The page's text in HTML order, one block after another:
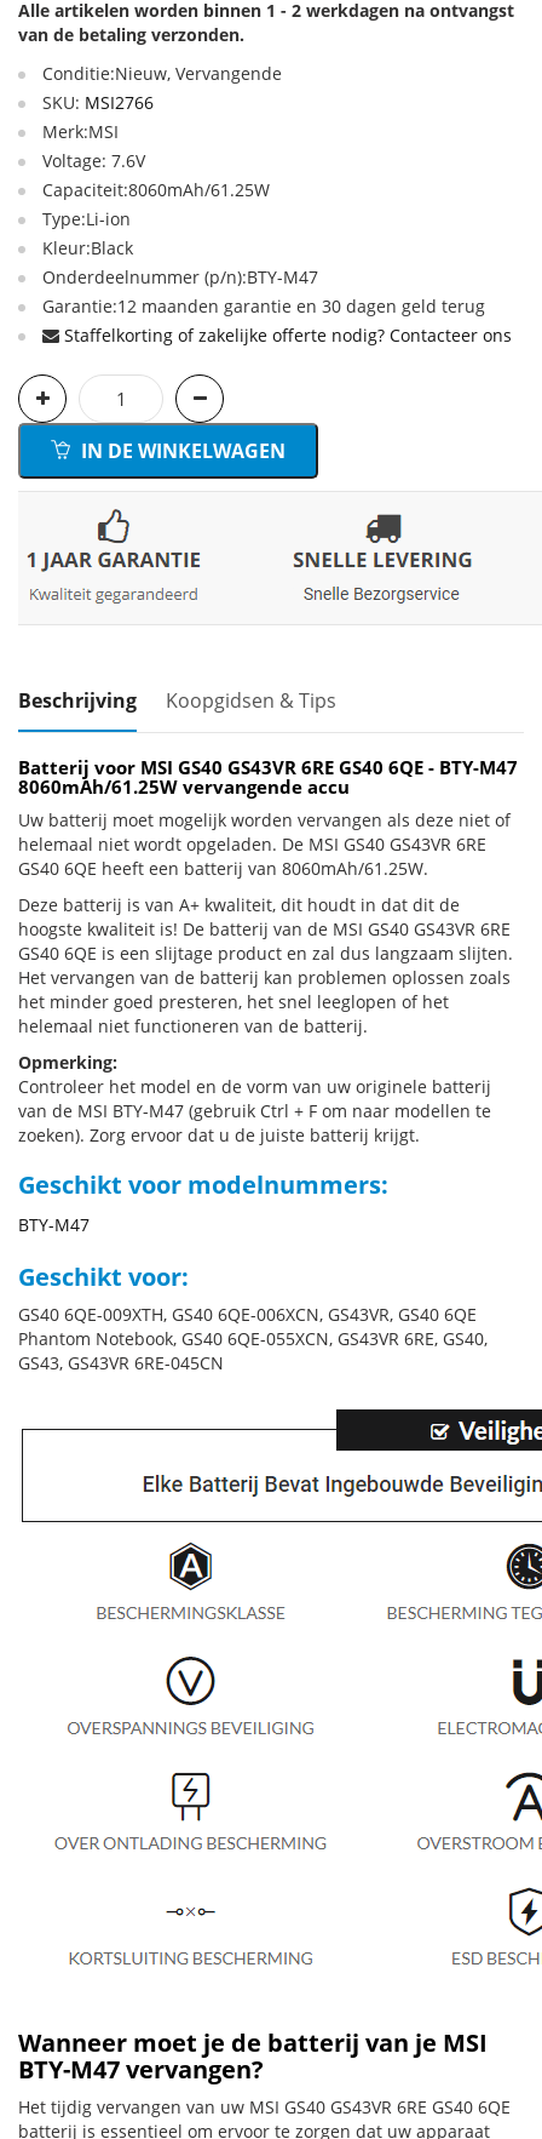
Alle artikelen worden binnen 1 - 2 werkdagen na ontvangst
van de betaling verzonden.
Conditie:Nieuw, Vervangende
SKU: MSI2766
Merk:MSI
Voltage: 7.6V
Capaciteit:8060mAh/61.25W
Type:Li-ion
Kleur:Black
Onderdeelnummer (p/n):BTY-M47
Garantie:12 maanden garantie en 30 dagen geld terug
Staffelkorting of zakelijke offerte nodig? Contacteer ons
IN DE WINKELWAGEN
Beschrijving Koopgidsen & Tips
Batterij voor MSI GS40 GS43VR 6RE GS40 6QE - BTY-M47
8060mAh/61.25W vervangende accu
Uw batterij moet mogelijk worden vervangen als deze niet of
helemaal niet wordt opgeladen. De MSI GS40 GS43VR 6RE
GS40 6QE heeft een batterij van 8060mAh/61.25W.
Deze batterij is van A+ kwaliteit, dit houdt in dat dit de
hoogste kwaliteit is! De batterij van de MSI GS40 GS43VR 6RE
GS40 6QE is een slijtage product en zal dus langzaam slijten.
Het vervangen van de batterij kan problemen oplossen zoals
het minder goed presteren, het snel leeglopen of het
helemaal niet functioneren van de batterij.
Opmerking:
Controleer het model en de vorm van uw originele batterij
van de MSI BTY-M47 (gebruik Ctrl + F om naar modellen te
zoeken). Zorg ervoor dat u de juiste batterij krijgt.
Geschikt voor modelnummers:
BTY-M47
Geschikt voor:
GS40 6QE-009XTH, GS40 6QE-006XCN, GS43VR, GS40 6QE
Phantom Notebook, GS40 6QE-055XCN, GS43VR 6RE, GS40,
GS43, GS43VR 6RE-045CN
Wanneer moet je de batterij van je MSI
BTY-M47 vervangen?
Het tijdig vervangen van uw MSI GS40 GS43VR 6RE GS40 6QE
batterij is essentieel om ervoor te zorgen dat uw apparaat